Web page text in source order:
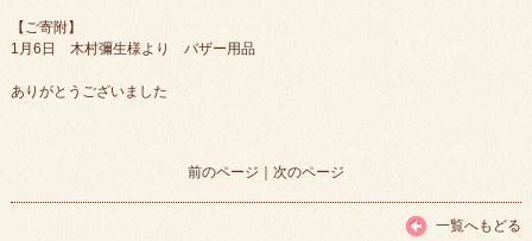
【ご寄附】
1月6日 木村彌生様より バザー用品
ありがとうございました
前のページ ｜ 次のページ
一覧へもどる